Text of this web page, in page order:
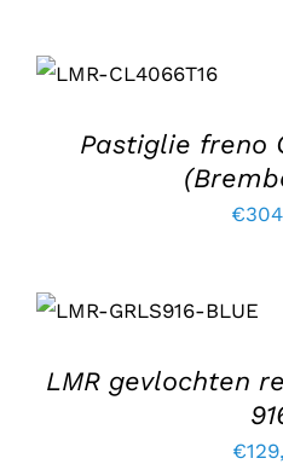
CARRELLO
/
Pastiglie freno
€
CARRELLO
/
LMR gevlochten
€